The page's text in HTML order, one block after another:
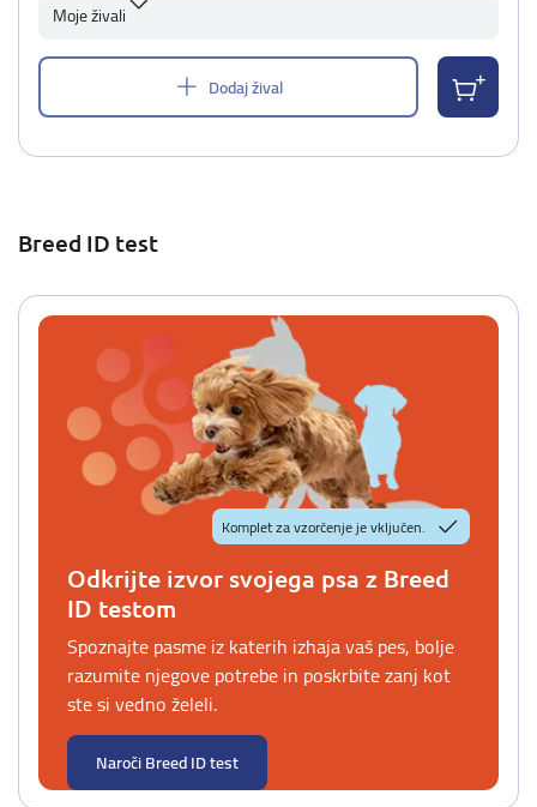
Moje živali
Dodaj žival
Breed ID test
Komplet za vzorčenje je vključen.
Odkrijte izvor svojega psa z Breed
ID testom
Spoznajte pasme iz katerih izhaja vaš pes, bolje
razumite njegove potrebe in poskrbite zanj kot
ste si vedno želeli.
Naroči Breed ID test